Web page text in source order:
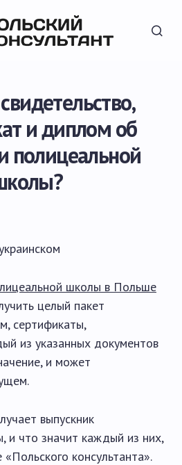
и диплом об
полицеальной
школы в Польше
целый пакет
сертификаты,
из указанных документов
и может
выпускник
и что значит каждый из них,
консультанта».